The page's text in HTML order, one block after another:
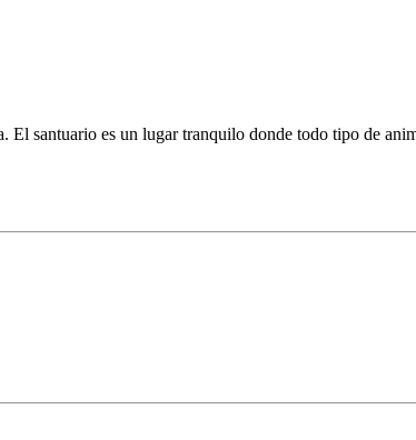
santuario es un lugar tranquilo donde todo tipo de